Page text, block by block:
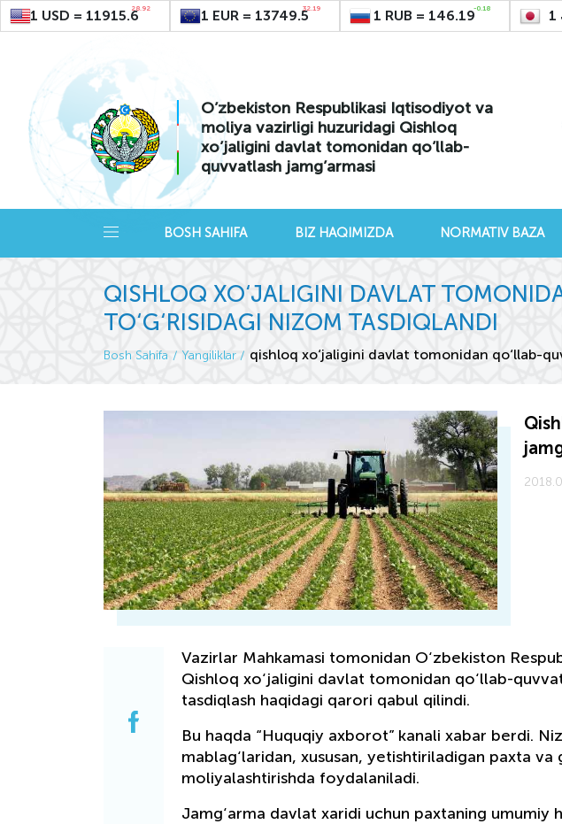
1 USD = 11915.628.92 1 EUR = 13749.532.19 1 RUB = 146.19-0.18 1
O’zbekiston Respublikasi Iqtisodiyot va
moliya vazirligi huzuridagi Qishloq
xo’jaligini davlat tomonidan qo’llab-
quvvatlash jamg’armasi
BOSH SAHIFA BIZ HAQIMIZDA NORMATIV BAZA
QISHLOQ XO‘JALIGINI DAVLAT
TO‘G‘RISIDAGI NIZOM TASDIQLANDI
Bosh Sahifa Yangiliklar qishloq xo‘jaligini davlat tomonidan qo‘llab-
Vazirlar Mahkamasi tomonidan O‘zbekiston
Qishloq xo‘jaligini davlat tomonidan qo‘llab-
tasdiqlash haqidagi qarori qabul qilindi.
Bu haqda “Huquqiy axborot” kanali xabar berdi.
mablag‘laridan, xususan, yetishtiriladigan paxta va
moliyalashtirishda foydalaniladi.
Jamg‘arma davlat xaridi uchun paxtaning umumiy